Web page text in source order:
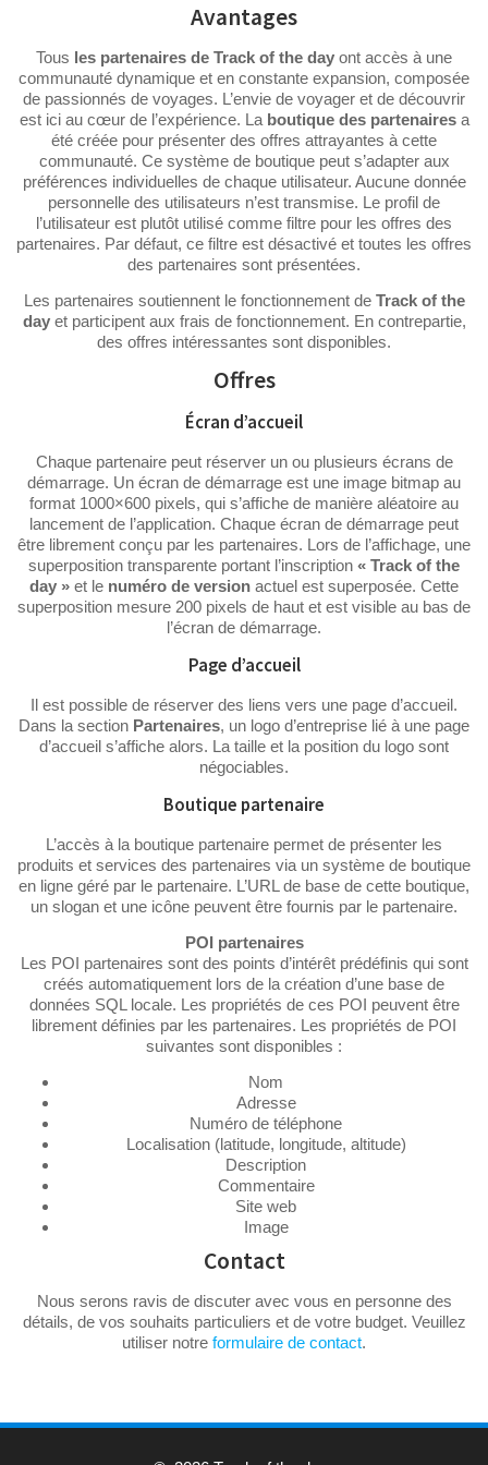
Avantages
Tous les partenaires de Track of the day ont accès à une
communauté dynamique et en constante expansion, composée
de passionnés de voyages. L’envie de voyager et de découvrir
est ici au cœur de l’expérience. La boutique des partenairesa
été créée pour présenter des offres attrayantes à cette
communauté. Ce système de boutique peut s’adapter aux
préférences individuelles de chaque utilisateur. Aucune donnée
personnelle des utilisateurs n’est transmise. Le profil de
l’utilisateur est plutôt utilisé comme filtre pour les offres des
partenaires. Par défaut, ce filtre est désactivé et toutes les offres
des partenaires sont présentées.
Les partenaires soutiennent le fonctionnement de Track of the
dayet participent aux frais de fonctionnement. En contrepartie,
des offres intéressantes sont disponibles.
Offres
Écran d’accueil
Chaque partenaire peut réserver un ou plusieurs écrans de
démarrage. Un écran de démarrage est une image bitmap au
format 1000×600 pixels, qui s’affiche de manière aléatoire au
lancement de l’application. Chaque écran de démarrage peut
être librement conçu par les partenaires. Lors de l’affichage, une
superposition transparente portant l’inscription « Track of the
day » et le numéro de version actuel est superposée. Cette
superposition mesure 200 pixels de haut et est visible au bas de
l’écran de démarrage.
Page d’accueil
Il est possible de réserver des liens vers une page d’accueil.
Dans la section Partenaires, un logo d’entreprise lié à une page
d’accueil s’affiche alors. La taille et la position du logo sont
négociables.
Boutique partenaire
L’accès à la boutique partenaire permet de présenter les
produits et services des partenaires via un système de boutique
en ligne géré par le partenaire. L’URL de base de cette boutique,
un slogan et une icône peuvent être fournis par le partenaire.
POI partenaires
Les POI partenaires sont des points d’intérêt prédéfinis qui sont
créés automatiquement lors de la création d’une base de
données SQL locale. Les propriétés de ces POI peuvent être
librement définies par les partenaires. Les propriétés de POI
suivantes sont disponibles :
Nom
Adresse
Numéro de téléphone
Localisation (latitude, longitude, altitude)
Description
Commentaire
Site web
Image
Contact
Nous serons ravis de discuter avec vous en personne des
détails, de vos souhaits particuliers et de votre budget. Veuillez
utiliser notre formulaire de contact.